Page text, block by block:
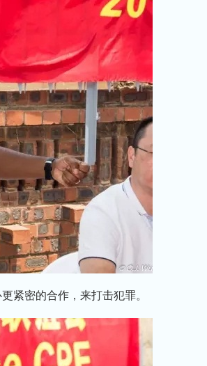
紧密的合作，来打击犯罪。